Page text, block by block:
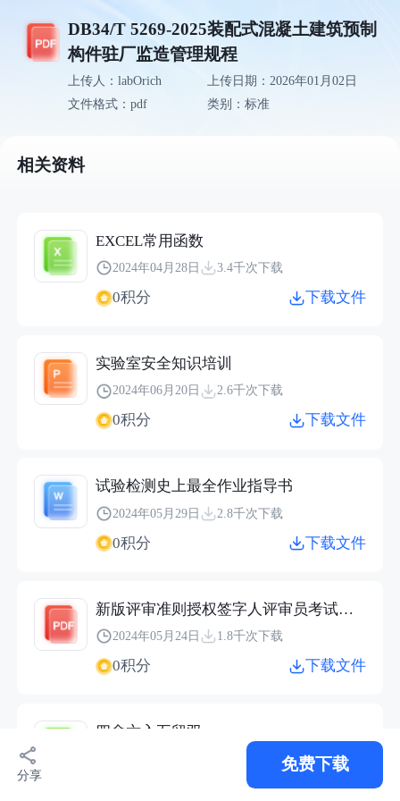
DB34/T 5269-2025装配式混凝土建筑预制
构件驻厂监造管理规程
上传人：labOrich
文件格式：pdf
上传日期：2026年01月02日
类别：标准
相关资料
EXCEL常用函数
2024年04月28日 3.4千次下载
0积分 下载文件
实验室安全知识培训
2024年06月20日 2.6千次下载
0积分 下载文件
试验检测史上最全作业指导书
2024年05月29日 2.8千次下载
0积分 下载文件
新版评审准则授权签字人评审员考试习题
2024年05月24日 1.8千次下载
0积分 下载文件
四舍六入五留双
1.3千次下载
下载文件
分享
免费下载